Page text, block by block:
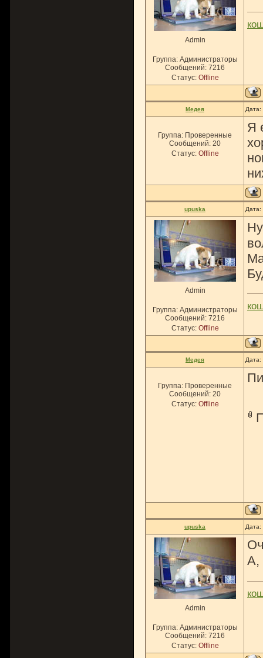
Admin
Группа: Администраторы
Сообщений: 7216
Статус: Offline
Медея
Группа: Проверенные
Сообщений: 20
Статус: Offline
Я
upuska
Admin
Группа: Администраторы
Сообщений: 7216
Статус: Offline
Медея
Группа: Проверенные
Сообщений: 20
Статус: Offline
upuska
Admin
Группа: Администраторы
Сообщений: 7216
Статус: Offline
А,